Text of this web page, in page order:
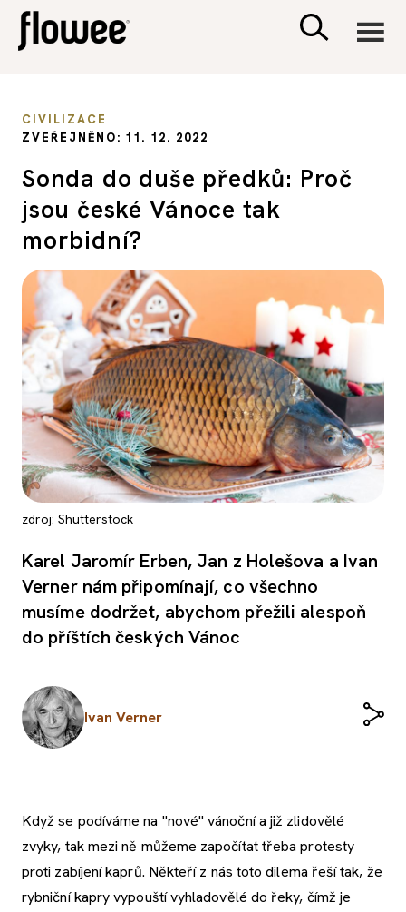
PSYCHOLOGIE
SEX A VZTAHY
PORADNA
CIVILIZACE
ZVEŘEJNĚNO: 11. 12. 2022
Sonda do duše předků: Proč
jsou české Vánoce tak
morbidní?
zdroj: Shutterstock
Karel Jaromír Erben, Jan z Holešova a Ivan
Verner nám připomínají, co všechno
musíme dodržet, abychom přežili alespoň
do příštích českých Vánoc
Ivan Verner
Když se podíváme na "nové" vánoční a již zlidovělé
zvyky, tak mezi ně můžeme započítat třeba protesty
proti zabíjení kaprů. Někteří z nás toto dilema řeší tak, že
rybniční kapry vypouští vyhladovělé do řeky, čímž je